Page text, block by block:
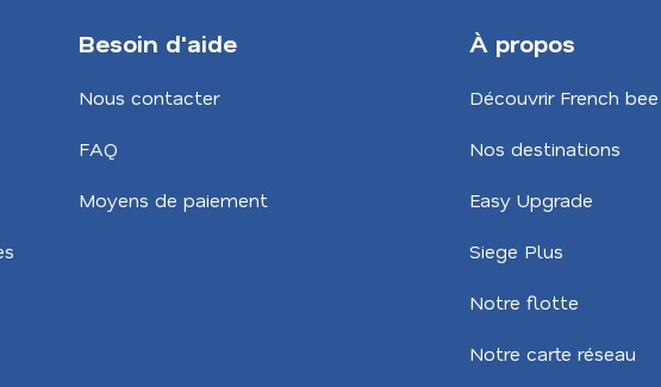
Besoin d'aide
Nous contacter
FAQ
Moyens de paiement
À propos
Découvrir French bee
Nos destinations
Easy Upgrade
Siege Plus
Notre flotte
Notre carte réseau